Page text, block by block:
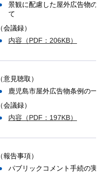
景観に配慮した屋外広告物
て
（会議録）
内容（PDF：206KB）
（意見聴取）
鹿児島市屋外広告物条例の一
（会議録）
内容（PDF：197KB）
（報告事項）
パブリックコメント手続の実